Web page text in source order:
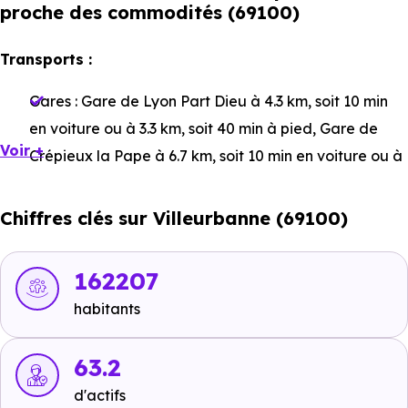
proche des commodités (69100)
Transports :
Gares : Gare de Lyon Part Dieu à 4.3 km, soit 10 min
en voiture ou à 3.3 km, soit 40 min à pied, Gare de
Crépieux la Pape à 6.7 km, soit 10 min en voiture ou à
Rillieuxà 7.9 km, soit 12 min en voiture ou à 7.2 km, soit
Bus :
Antoninsà 832 m, soit 2 min en voiture ou à 260
m, soit 3 min à pied
voiture ou à 521 m, soit 6 min à pied
Tramway :Ligne 1 : Insa - Einstein
Voir +
Chiffres clés sur Villeurbanne (69100)
162207
habitants
63.2
d'actifs